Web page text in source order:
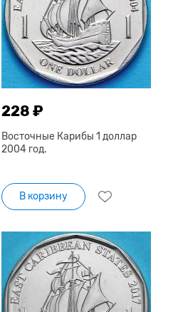
228 ₽
Восточные Карибы 1 доллар
2004 год.
В корзину